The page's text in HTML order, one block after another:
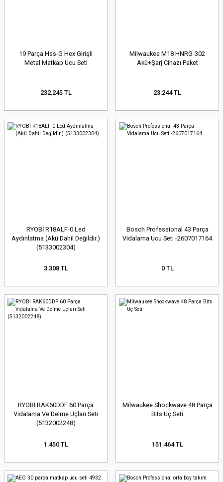
19 Parça Hss-G Hex Girişli
Metal Matkap Ucu Seti
232.245 TL
Milwaukee M18 HNRG-302
Akü+Şarj Cihazı Paket
23.244 TL
RYOBİ R18ALF-0 Led
Aydınlatma (Akü Dahil Değildir.)
(5133002304)
3.308 TL
Bosch Professional 43 Parça
Vidalama Ucu Seti -2607017164
0 TL
RYOBİ RAK60DDF 60 Parça
Vidalama Ve Delme Uçları Seti
(5132002248)
1.450 TL
Milwaukee Shockwave 48 Parça
Bits Uç Seti
151.464 TL